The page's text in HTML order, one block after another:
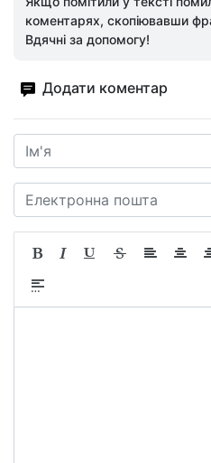
коментарях, скопіювавши
Вдячні за допомогу!
Додати коментар